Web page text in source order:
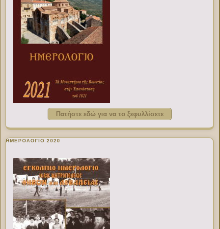
Πατήστε εδώ για να το ξεφυλλίσετε
ΗΜΕΡΟΛΟΓΙΟ 2020